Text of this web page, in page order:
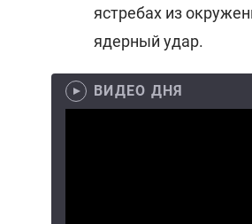
ястребах из
ядерный удар.
ВИДЕО ДНЯ